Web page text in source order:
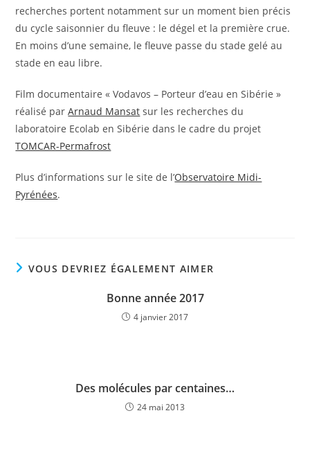
recherches portent notamment sur un moment bien précis
du cycle saisonnier du fleuve : le dégel et la première crue.
En moins d’une semaine, le fleuve passe du stade gelé au
stade en eau libre.
Film documentaire « Vodavos – Porteur d’eau en Sibérie »
réalisé parArnaud Mansat sur les recherches du
laboratoire Ecolab en Sibérie dans le cadre du projet
TOMCAR-Permafrost
Plus d’informations sur le site de l’Observatoire Midi-
Pyrénées.
VOUS DEVRIEZ ÉGALEMENT AIMER
Bonne année 2017
4 janvier 2017
Des molécules par centaines…
24 mai 2013